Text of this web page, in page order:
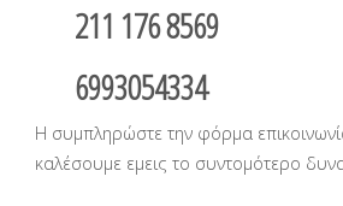
211 176 8569
6993054334
Η συμπληρώστε την φόρμα
καλέσουμε εμεις το συντομότερο